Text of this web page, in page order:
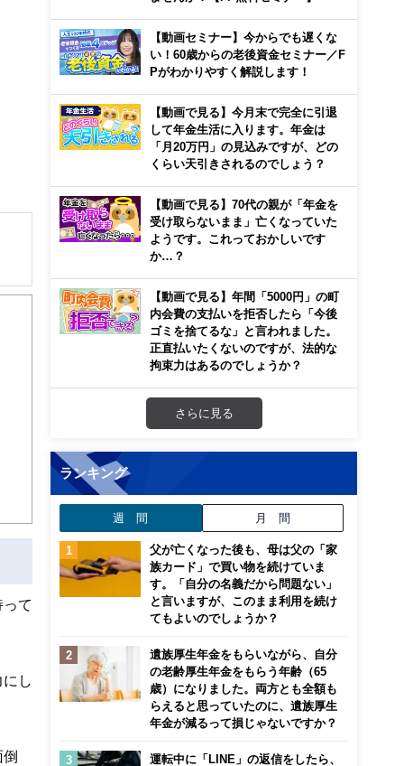
て
し
【動画セミナー】今からでも遅くな
い！60歳からの老後資金セミナー／F
Pがわかりやすく解説します！
【動画で見る】今月末で完全に引退
して年金生活に入ります。年金は
「月20万円」の見込みですが、どの
くらい天引きされるのでしょう？
【動画で見る】70代の親が「年金を
受け取らないまま」亡くなっていた
ようです。これっておかしいです
か…？
【動画で見る】年間「5000円」の町
内会費の支払いを拒否したら「今後
ゴミを捨てるな」と言われました。
正直払いたくないのですが、法的な
拘束力はあるのでしょうか？
さらに見る
ランキング
週 間 月 間
父が亡くなった後も、母は父の「家
族カード」で買い物を続けていま
す。「自分の名義だから問題ない」
と言いますが、このまま利用を続け
てもよいのでしょうか？
遺族厚生年金をもらいながら、自分
の老齢厚生年金をもらう年齢（65
歳）になりました。両方とも全額も
らえると思っていたのに、遺族厚生
年金が減るって損じゃないですか？
運転中に「LINE」の返信をしたら、